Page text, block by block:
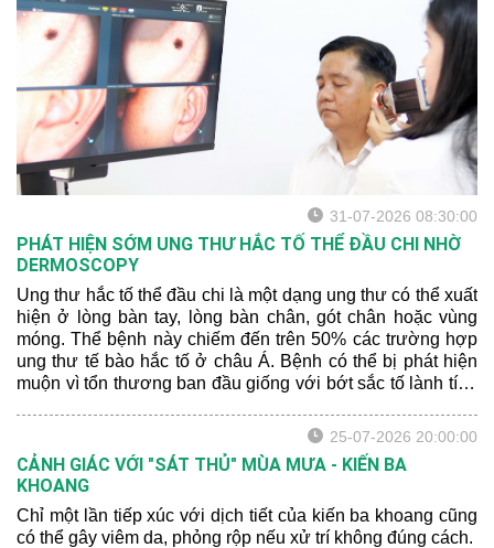
31-07-2026 08:30:00
PHÁT HIỆN SỚM UNG THƯ HẮC TỐ THỂ ĐẦU CHI NHỜ
DERMOSCOPY
Ung thư hắc tố thể đầu chi là một dạng ung thư có thể xuất
hiện ở lòng bàn tay, lòng bàn chân, gót chân hoặc vùng
móng. Thể bệnh này chiếm đến trên 50% các trường hợp
ung thư tế bào hắc tố ở châu Á. Bệnh có thể bị phát hiện
muộn vì tổn thương ban đầu giống với bớt sắc tố lành tính
25-07-2026 20:00:00
CẢNH GIÁC VỚI "SÁT THỦ" MÙA MƯA - KIẾN BA
KHOANG
Chỉ một lần tiếp xúc với dịch tiết của kiến ba khoang cũng
có thể gây viêm da, phỏng rộp nếu xử trí không đúng cách.